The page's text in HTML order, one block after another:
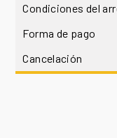
Condiciones del
Forma de pago
Cancelación